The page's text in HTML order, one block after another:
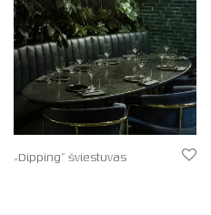
„Dipping” šviestuvas